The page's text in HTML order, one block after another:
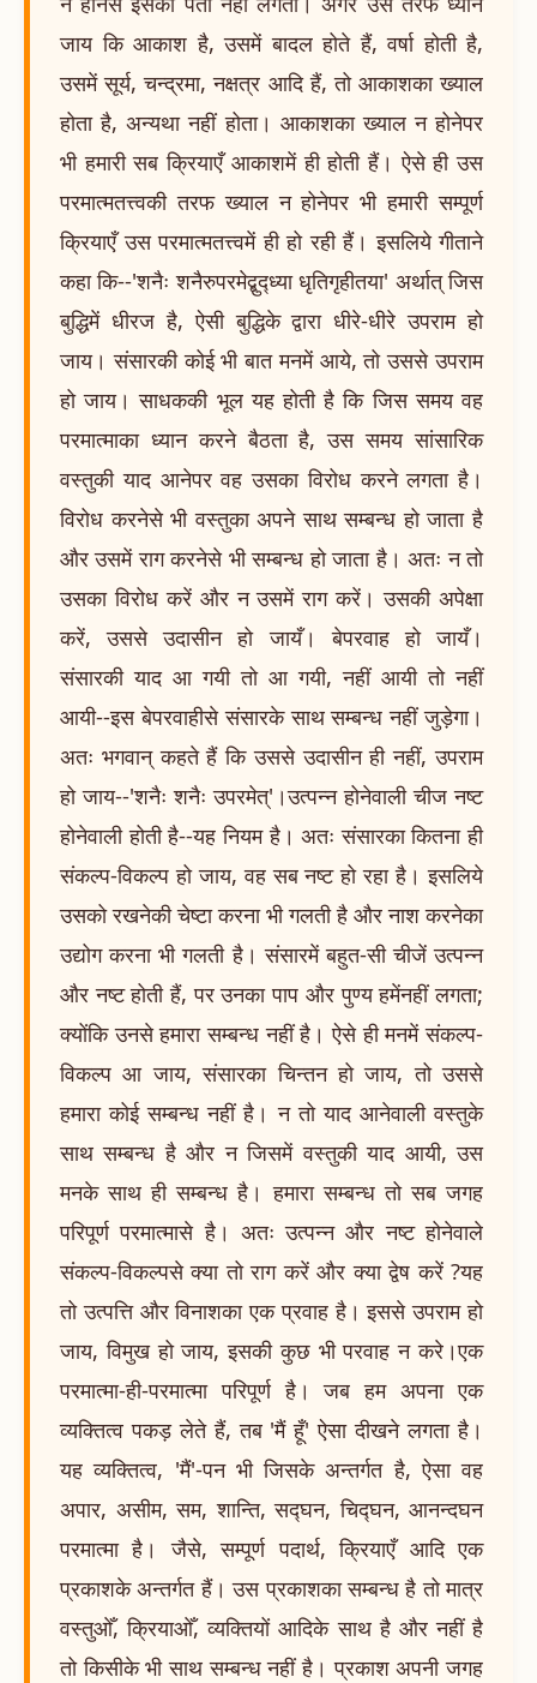
जाय कि आकाश है, उसमें बादल होते हैं, वर्षा होती है,
उसमें सूर्य, चन्द्रमा, नक्षत्र आदि हैं, तो आकाशका ख्याल
होता है, अन्यथा नहीं होता। आकाशका ख्याल न होनेपर
भी हमारी सब क्रियाएँ आकाशमें ही होती हैं। ऐसे ही उस
परमात्मतत्त्वकी तरफ ख्याल न होनेपर भी हमारी सम्पूर्ण
क्रियाएँ उस परमात्मतत्त्वमें ही हो रही हैं। इसलिये गीताने
कहा कि--'शनैः शनैरुपरमेद्बुद्ध्या धृतिगृहीतया' अर्थात् जिस
बुद्धिमें धीरज है, ऐसी बुद्धिके द्वारा धीरे-धीरे उपराम हो
जाय। संसारकी कोई भी बात मनमें आये, तो उससे उपराम
हो जाय। साधककी भूल यह होती है कि जिस समय वह
परमात्माका ध्यान करने बैठता है, उस समय सांसारिक
वस्तुकी याद आनेपर वह उसका विरोध करने लगता है।
विरोध करनेसे भी वस्तुका अपने साथ सम्बन्ध हो जाता है
और उसमें राग करनेसे भी सम्बन्ध हो जाता है। अतः न तो
उसका विरोध करें और न उसमें राग करें। उसकी अपेक्षा
करें, उससे उदासीन हो जायँ। बेपरवाह हो जायँ।
संसारकी याद आ गयी तो आ गयी, नहीं आयी तो नहीं
आयी--इस बेपरवाहीसे संसारके साथ सम्बन्ध नहीं जुड़ेगा।
अतः भगवान् कहते हैं कि उससे उदासीन ही नहीं, उपराम
हो जाय--'शनैः शनैः उपरमेत्'।उत्पन्न होनेवाली चीज नष्ट
होनेवाली होती है--यह नियम है। अतः संसारका कितना ही
संकल्प-विकल्प हो जाय, वह सब नष्ट हो रहा है। इसलिये
उसको रखनेकी चेष्टा करना भी गलती है और नाश करनेका
उद्योग करना भी गलती है। संसारमें बहुत-सी चीजें उत्पन्न
और नष्ट होती हैं, पर उनका पाप और पुण्य हमेंनहीं लगता;
क्योंकि उनसे हमारा सम्बन्ध नहीं है। ऐसे ही मनमें संकल्प-
विकल्प आ जाय, संसारका चिन्तन हो जाय, तो उससे
हमारा कोई सम्बन्ध नहीं है। न तो याद आनेवाली वस्तुके
साथ सम्बन्ध है और न जिसमें वस्तुकी याद आयी, उस
मनके साथ ही सम्बन्ध है। हमारा सम्बन्ध तो सब जगह
परिपूर्ण परमात्मासे है। अतः उत्पन्न और नष्ट होनेवाले
संकल्प-विकल्पसे क्या तो राग करें और क्या द्वेष करें ?यह
तो उत्पत्ति और विनाशका एक प्रवाह है। इससे उपराम हो
जाय, विमुख हो जाय, इसकी कुछ भी परवाह न करे।एक
परमात्मा-ही-परमात्मा परिपूर्ण है। जब हम अपना एक
व्यक्तित्व पकड़ लेते हैं, तब 'मैं हूँ' ऐसा दीखने लगता है।
यह व्यक्तित्व, 'मैं'-पन भी जिसके अन्तर्गत है, ऐसा वह
अपार, असीम, सम, शान्ति, सद्घन, चिद्घन, आनन्दघन
परमात्मा है। जैसे, सम्पूर्ण पदार्थ, क्रियाएँ आदि एक
प्रकाशके अन्तर्गत हैं। उस प्रकाशका सम्बन्ध है तो मात्र
वस्तुओँ, क्रियाओँ, व्यक्तियों आदिके साथ है और नहीं है
तो किसीके भी साथ सम्बन्ध नहीं है। प्रकाश अपनी जगह